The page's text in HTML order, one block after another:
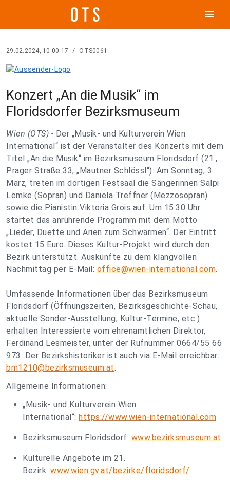
menu
29.02.2024, 10:00:17 / OTS0061
Konzert „An die Musik“ im
Floridsdorfer Bezirksmuseum
Wien (OTS) - Der „Musik- und Kulturverein Wien
International“ ist der Veranstalter des Konzerts mit dem
Titel „An die Musik“ im Bezirksmuseum Floridsdorf (21.,
Prager Straße 33, „Mautner Schlössl“): Am Sonntag, 3.
März, treten im dortigen Festsaal die Sängerinnen Salpi
Lemke (Sopran) und Daniela Treffner (Mezzosopran)
sowie die Pianistin Viktoria Grois auf. Um 15.30 Uhr
startet das anrührende Programm mit dem Motto
„Lieder, Duette und Arien zum Schwärmen“. Der Eintritt
kostet 15 Euro. Dieses Kultur-Projekt wird durch den
Bezirk unterstützt. Auskünfte zu dem klangvollen
Nachmittag per E-Mail: office@wien-international.com.
Umfassende Informationen über das Bezirksmuseum
Floridsdorf (Öffnungszeiten, Bezirksgeschichte-Schau,
aktuelle Sonder-Ausstellung, Kultur-Termine, etc.)
erhalten Interessierte vom ehrenamtlichen Direktor,
Ferdinand Lesmeister, unter der Rufnummer 0664/55 66
973. Der Bezirkshistoriker ist auch via E-Mail erreichbar:
bm1210@bezirksmuseum.at.
Allgemeine Informationen:
„Musik- und Kulturverein Wien
International“: https://www.wien-international.com
Bezirksmuseum Floridsdorf: www.bezirksmuseum.at
Kulturelle Angebote im 21.
Bezirk: www.wien.gv.at/bezirke/floridsdorf/